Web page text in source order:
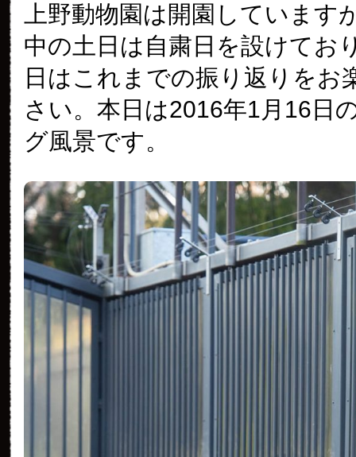
上野動物園は開園しています
中の土日は自粛日を設けてお
日はこれまでの振り返りをお
さい。本日は2016年1月16日
グ風景です。